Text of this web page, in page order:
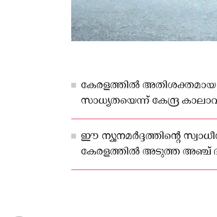
കേരളത്തിൽ അതിശക്തമായ
സാധ്യതയെന്ന് കേന്ദ്ര
മുന്നറിയിപ്പ് നൽകി.
ഈ ന്യൂനമർദ്ദത്തിന്റെ
കേരളത്തിൽ അടുത്ത അഞ്ച്
തുടരാനാണ് സാധ്യത.